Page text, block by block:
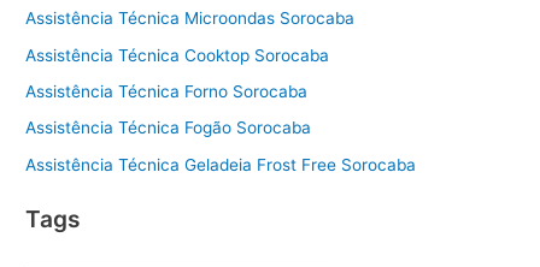
Assistência Técnica Microondas Sorocaba
Assistência Técnica Cooktop Sorocaba
Assistência Técnica Forno Sorocaba
Assistência Técnica Fogão Sorocaba
Assistência Técnica Geladeia Frost Free Sorocaba
Tags